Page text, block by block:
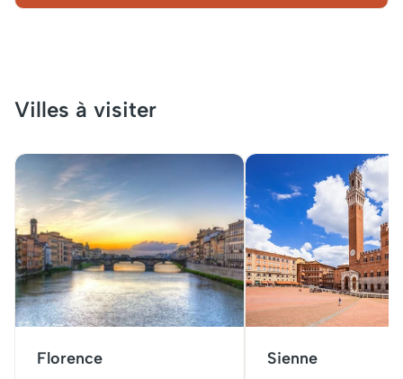
Villes à visiter
Florence Sienne